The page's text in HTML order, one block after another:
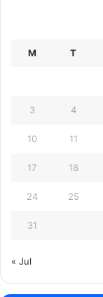
M T
3 4
10 11
17 18
24 25
31
« Jul